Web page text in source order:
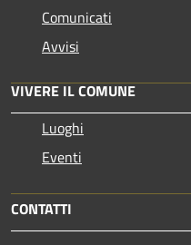
Comunicati
Avvisi
VIVERE IL COMUNE
Luoghi
Eventi
CONTATTI